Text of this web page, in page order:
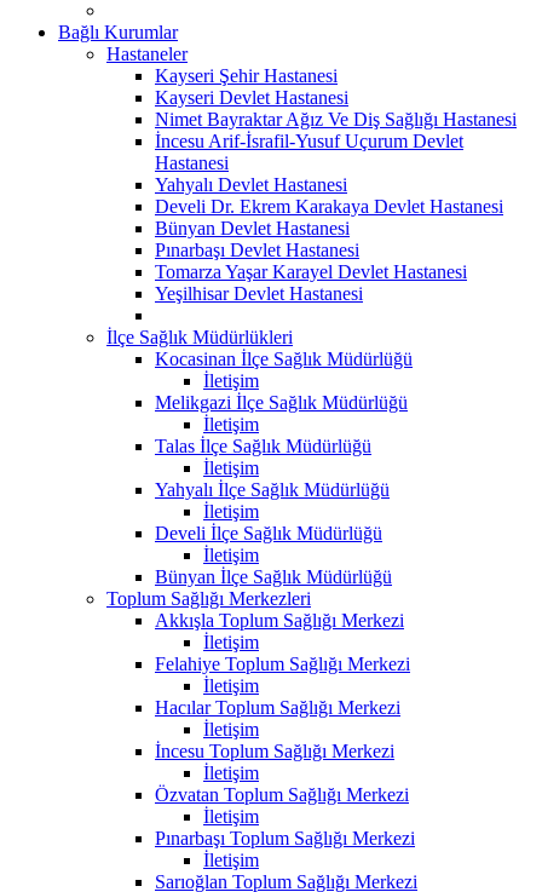
Bağlı Kurumlar
Hastaneler
Kayseri Şehir Hastanesi
Kayseri Devlet Hastanesi
Nimet Bayraktar Ağız Ve Diş Sağlığı Hastanesi
İncesu Arif-İsrafil-Yusuf Uçurum Devlet
Hastanesi
Yahyalı Devlet Hastanesi
Develi Dr. Ekrem Karakaya Devlet Hastanesi
Bünyan Devlet Hastanesi
Pınarbaşı Devlet Hastanesi
Tomarza Yaşar Karayel Devlet Hastanesi
Yeşilhisar Devlet Hastanesi
İlçe Sağlık Müdürlükleri
Kocasinan İlçe Sağlık Müdürlüğü
İletişim
Melikgazi İlçe Sağlık Müdürlüğü
İletişim
Talas İlçe Sağlık Müdürlüğü
İletişim
Yahyalı İlçe Sağlık Müdürlüğü
İletişim
Develi İlçe Sağlık Müdürlüğü
İletişim
Bünyan İlçe Sağlık Müdürlüğü
Toplum Sağlığı Merkezleri
Akkışla Toplum Sağlığı Merkezi
İletişim
Felahiye Toplum Sağlığı Merkezi
İletişim
Hacılar Toplum Sağlığı Merkezi
İletişim
İncesu Toplum Sağlığı Merkezi
İletişim
Özvatan Toplum Sağlığı Merkezi
İletişim
Pınarbaşı Toplum Sağlığı Merkezi
İletişim
Sarıoğlan Toplum Sağlığı Merkezi